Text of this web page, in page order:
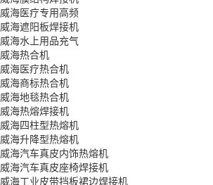
威海医疗专用高频
威海遮阳板焊接机
威海水上用品充气
威海热合机
威海医疗热合机
威海商标热合机
威海地毯热合机
威海热熔焊接机
威海四柱型热熔机
威海升降型热熔机
威海汽车真皮内饰热熔机
威海汽车真皮座椅焊接机
威海工业皮带挡板裙边焊接机